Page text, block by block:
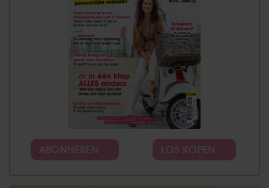
ABONNEREN LOS KOPEN